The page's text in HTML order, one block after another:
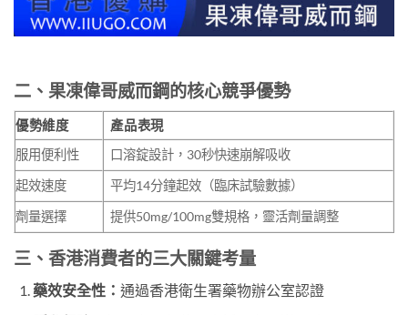
二、果凍偉哥威而鋼的核心競爭優勢
優勢維度
產品表現
服用便利性
口溶錠設計，30秒快速崩解吸收
起效速度
平均14分鐘起效（臨床試驗數據）
劑量選擇
提供50mg/100mg雙規格，靈活劑量調整
三、香港消費者的三大關鍵考量
藥效安全性： 通過香港衛生署藥物辦公室認證